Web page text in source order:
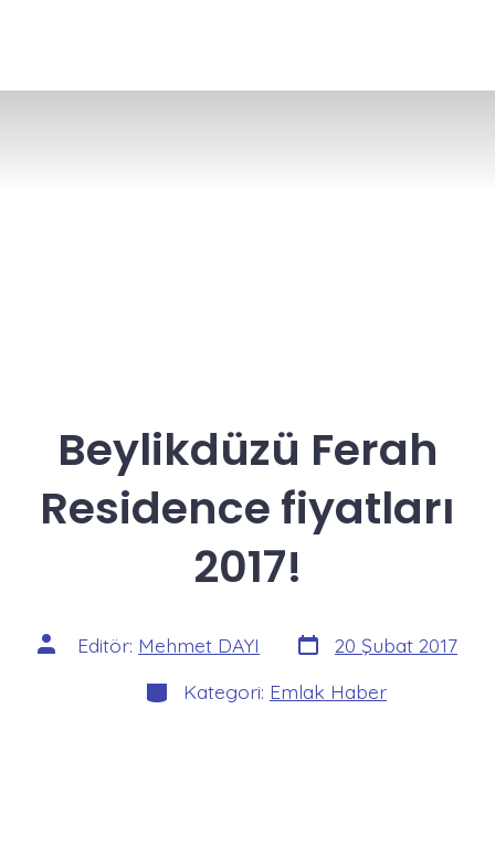
Beylikdüzü Ferah
Residence fiyatları
2017!
Yazının
yazarı
Editör: Mehmet DAYI Yazı
tarihi
20 Şubat 2017
Kategoriler
Kategori: Emlak Haber